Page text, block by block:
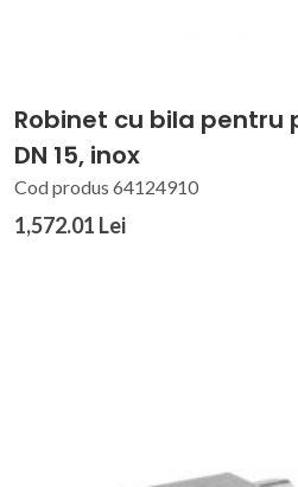
Robinet cu bila pentru
DN 15, inox
Cod produs 64124910
1,572.01 Lei